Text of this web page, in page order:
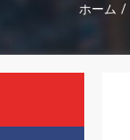
ホーム /